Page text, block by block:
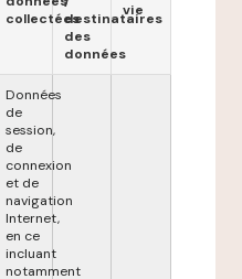
collectéesdestinataires
des
données
vie
Données
de
session,
de
connexion
et de
navigation
Internet,
en ce
incluant
notamment